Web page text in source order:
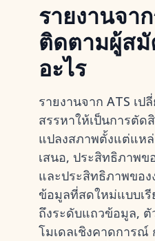
รายงานจา
ติดตามผู้สมั
อะไร
รายงานจาก ATS เป
สรรหาให้เป็นการตั
แปลงสภาพตั้งแต่แห
เสนอ, ประสิทธิภาพข
และประสิทธิภาพขอ
ข้อมูลที่สดใหม่แบบเรี
ถึงระดับแถวข้อมูล, ตั
โมเดลเชิงคาดการณ์